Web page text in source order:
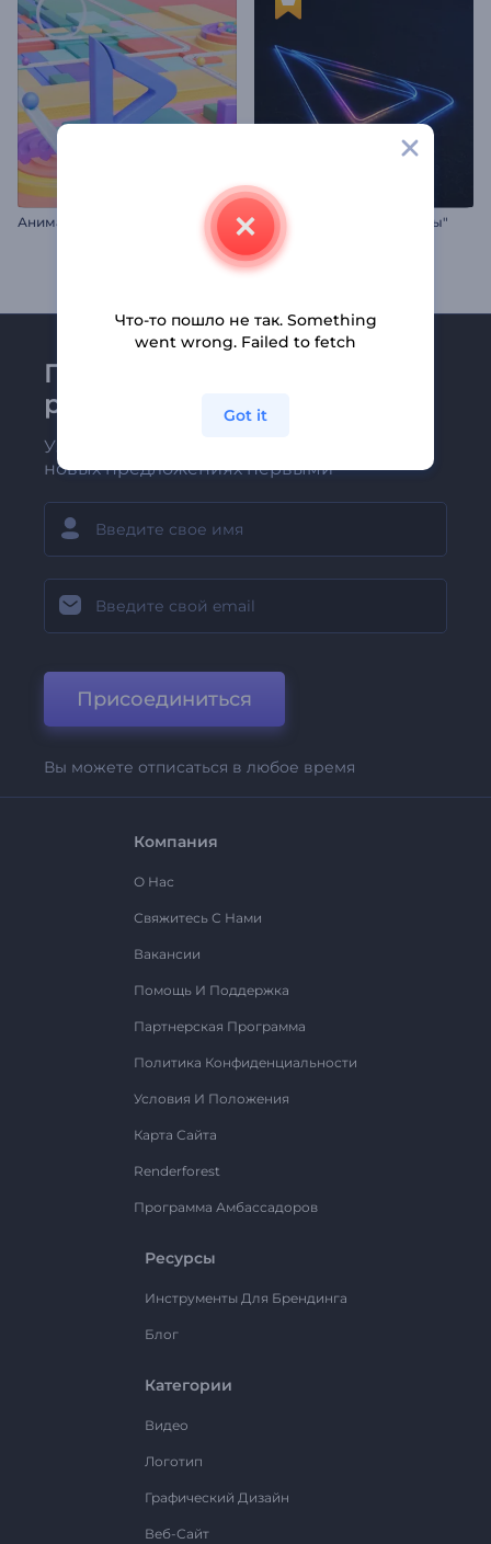
Интро "Неоновые контуры"
Присоединяйтесь к
рассылке Renderforest
Узнавайте о последних новостях и
новых предложениях первыми
Присоединиться
Вы можете отписаться в любое время
Компания
О Нас
Свяжитесь С Нами
Вакансии
Помощь И Поддержка
Партнерская Программа
Политика Конфиденциальности
Условия И Положения
Карта Сайта
Renderforest
Программа Амбассадоров
Ресурсы
Инструменты Для Брендинга
Блог
Категории
Видео
Логотип
Графический Дизайн
Веб-Сайт
Что-то пошло не так. Something
went wrong. Failed to fetch
Got it